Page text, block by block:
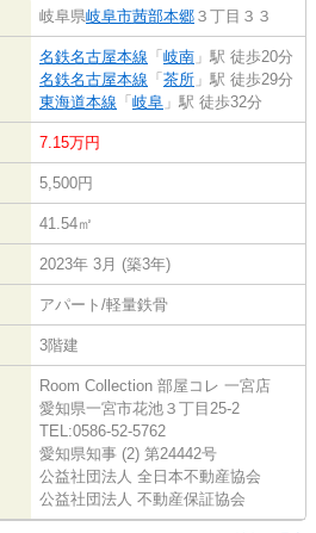
岐阜県岐阜市茜部本郷 ３丁目３３
名鉄名古屋本線 「 岐南 」駅 徒歩20分
名鉄名古屋本線 「 茶所 」駅 徒歩29分
東海道本線 「 岐阜 」駅 徒歩32分
7.15万円
5,500円
41.54㎡
2023年 3月 (築3年)
アパート/軽量鉄骨
3階建
Room Collection 部屋コレ 一宮店
愛知県一宮市花池３丁目25-2
TEL:0586-52-5762
愛知県知事 (2) 第24442号
公益社団法人 全日本不動産協会
公益社団法人 不動産保証協会